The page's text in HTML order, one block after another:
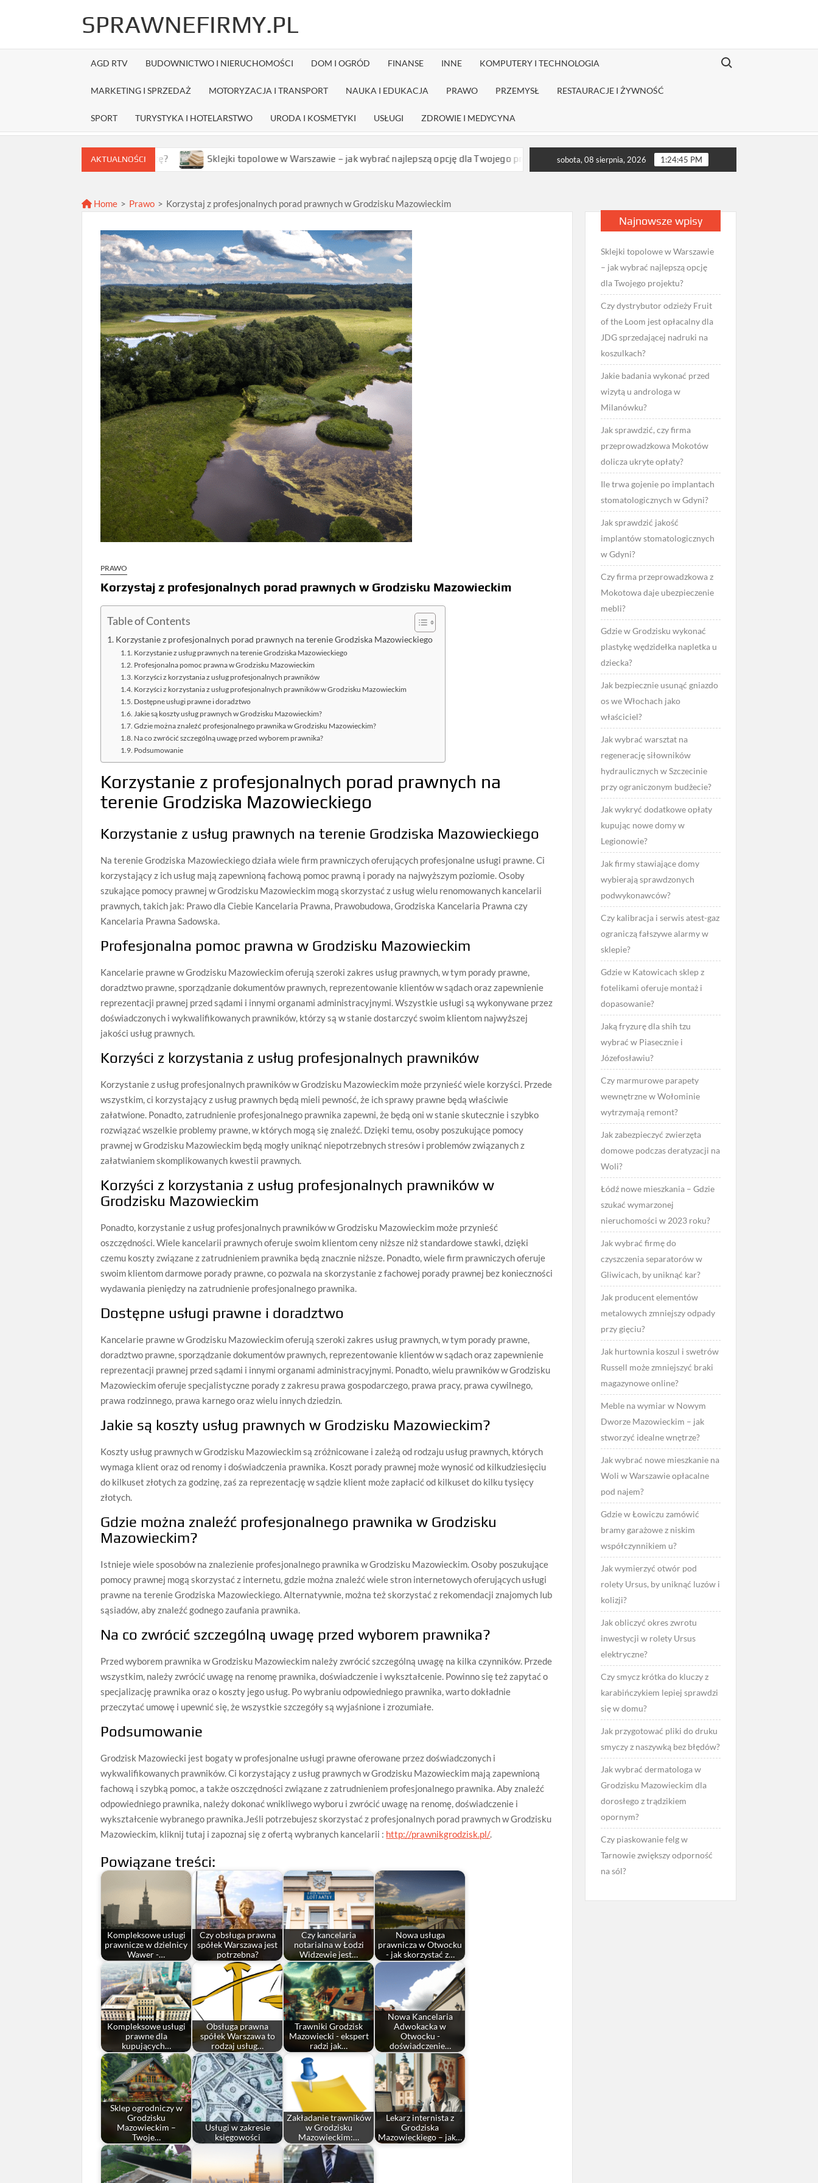
SPRAWNEFIRMY.PL
AGD RTV BUDOWNICTWO I NIERUCHOMOŚCI DOM I OGRÓD FINANSE INNE KOMPUTERY I TECHNOLOGIA
MARKETING I SPRZEDAŻ MOTORYZACJA I TRANSPORT NAUKA I EDUKACJA PRAWO PRZEMYSŁ RESTAURACJE I ŻYWNOŚĆ
SPORT TURYSTYKA I HOTELARSTWO URODA I KOSMETYKI USŁUGI ZDROWIE I MEDYCYNA
Search for:
AKTUALNOŚCI
najlepszą ofertę? Sklejki topolowe w Warszawie – jak wybrać najlepszą opcję dla Twojego projektu? Czy dystrybutor odzieży Fruit of the Loom jest opłacalny dla JDG
sobota, 08 sierpnia, 2026 1:24:46 PM
Home > Prawo > Korzystaj z profesjonalnych porad prawnych w Grodzisku Mazowieckim
PRAWO
Korzystaj z profesjonalnych porad prawnych w Grodzisku Mazowieckim
Table of Contents
Korzystanie z profesjonalnych porad prawnych na terenie Grodziska Mazowieckiego
Korzystanie z usług prawnych na terenie Grodziska Mazowieckiego
Profesjonalna pomoc prawna w Grodzisku Mazowieckim
Korzyści z korzystania z usług profesjonalnych prawników
Korzyści z korzystania z usług profesjonalnych prawników w Grodzisku Mazowieckim
Dostępne usługi prawne i doradztwo
Jakie są koszty usług prawnych w Grodzisku Mazowieckim?
Gdzie można znaleźć profesjonalnego prawnika w Grodzisku Mazowieckim?
Na co zwrócić szczególną uwagę przed wyborem prawnika?
Podsumowanie
Korzystanie z profesjonalnych porad prawnych na
terenie Grodziska Mazowieckiego
Korzystanie z usług prawnych na terenie Grodziska Mazowieckiego
Na terenie Grodziska Mazowieckiego działa wiele firm prawniczych oferujących profesjonalne usługi prawne. Ci
korzystający z ich usług mają zapewnioną fachową pomoc prawną i porady na najwyższym poziomie. Osoby
szukające pomocy prawnej w Grodzisku Mazowieckim mogą skorzystać z usług wielu renomowanych kancelarii
prawnych, takich jak: Prawo dla Ciebie Kancelaria Prawna, Prawobudowa, Grodziska Kancelaria Prawna czy
Kancelaria Prawna Sadowska.
Profesjonalna pomoc prawna w Grodzisku Mazowieckim
Kancelarie prawne w Grodzisku Mazowieckim oferują szeroki zakres usług prawnych, w tym porady prawne,
doradztwo prawne, sporządzanie dokumentów prawnych, reprezentowanie klientów w sądach oraz zapewnienie
reprezentacji prawnej przed sądami i innymi organami administracyjnymi. Wszystkie usługi są wykonywane przez
doświadczonych i wykwalifikowanych prawników, którzy są w stanie dostarczyć swoim klientom najwyższej
jakości usług prawnych.
Korzyści z korzystania z usług profesjonalnych prawników
Korzystanie z usług profesjonalnych prawników w Grodzisku Mazowieckim może przynieść wiele korzyści. Przede
wszystkim, ci korzystający z usług prawnych będą mieli pewność, że ich sprawy prawne będą właściwie
załatwione. Ponadto, zatrudnienie profesjonalnego prawnika zapewni, że będą oni w stanie skutecznie i szybko
rozwiązać wszelkie problemy prawne, w których mogą się znaleźć. Dzięki temu, osoby poszukujące pomocy
prawnej w Grodzisku Mazowieckim będą mogły uniknąć niepotrzebnych stresów i problemów związanych z
załatwianiem skomplikowanych kwestii prawnych.
Korzyści z korzystania z usług profesjonalnych prawników w
Grodzisku Mazowieckim
Ponadto, korzystanie z usług profesjonalnych prawników w Grodzisku Mazowieckim może przynieść
oszczędności. Wiele kancelarii prawnych oferuje swoim klientom ceny niższe niż standardowe stawki, dzięki
czemu koszty związane z zatrudnieniem prawnika będą znacznie niższe. Ponadto, wiele firm prawniczych oferuje
swoim klientom darmowe porady prawne, co pozwala na skorzystanie z fachowej porady prawnej bez konieczności
wydawania pieniędzy na zatrudnienie profesjonalnego prawnika.
Dostępne usługi prawne i doradztwo
Kancelarie prawne w Grodzisku Mazowieckim oferują szeroki zakres usług prawnych, w tym porady prawne,
doradztwo prawne, sporządzanie dokumentów prawnych, reprezentowanie klientów w sądach oraz zapewnienie
reprezentacji prawnej przed sądami i innymi organami administracyjnymi. Ponadto, wielu prawników w Grodzisku
Mazowieckim oferuje specjalistyczne porady z zakresu prawa gospodarczego, prawa pracy, prawa cywilnego,
prawa rodzinnego, prawa karnego oraz wielu innych dziedzin.
Jakie są koszty usług prawnych w Grodzisku Mazowieckim?
Koszty usług prawnych w Grodzisku Mazowieckim są zróżnicowane i zależą od rodzaju usług prawnych, których
wymaga klient oraz od renomy i doświadczenia prawnika. Koszt porady prawnej może wynosić od kilkudziesięciu
do kilkuset złotych za godzinę, zaś za reprezentację w sądzie klient może zapłacić od kilkuset do kilku tysięcy
złotych.
Gdzie można znaleźć profesjonalnego prawnika w Grodzisku
Mazowieckim?
Istnieje wiele sposobów na znalezienie profesjonalnego prawnika w Grodzisku Mazowieckim. Osoby poszukujące
pomocy prawnej mogą skorzystać z internetu, gdzie można znaleźć wiele stron internetowych oferujących usługi
prawne na terenie Grodziska Mazowieckiego. Alternatywnie, można też skorzystać z rekomendacji znajomych lub
sąsiadów, aby znaleźć godnego zaufania prawnika.
Na co zwrócić szczególną uwagę przed wyborem prawnika?
Przed wyborem prawnika w Grodzisku Mazowieckim należy zwrócić szczególną uwagę na kilka czynników. Przede
wszystkim, należy zwrócić uwagę na renomę prawnika, doświadczenie i wykształcenie. Powinno się też zapytać o
specjalizację prawnika oraz o koszty jego usług. Po wybraniu odpowiedniego prawnika, warto dokładnie
przeczytać umowę i upewnić się, że wszystkie szczegóły są wyjaśnione i zrozumiałe.
Podsumowanie
Grodzisk Mazowiecki jest bogaty w profesjonalne usługi prawne oferowane przez doświadczonych i
wykwalifikowanych prawników. Ci korzystający z usług prawnych w Grodzisku Mazowieckim mają zapewnioną
fachową i szybką pomoc, a także oszczędności związane z zatrudnieniem profesjonalnego prawnika. Aby znaleźć
odpowiedniego prawnika, należy dokonać wnikliwego wyboru i zwrócić uwagę na renomę, doświadczenie i
wykształcenie wybranego prawnika.Jeśli potrzebujesz skorzystać z profesjonalnych porad prawnych w Grodzisku
Mazowieckim, kliknij tutaj i zapoznaj się z ofertą wybranych kancelarii : http://prawnikgrodzisk.pl/.
Powiązane treści:
Kompleksowe usługi
prawnicze w dzielnicy
Wawer -…
Czy obsługa prawna
spółek Warszawa jest
potrzebna?
Czy kancelaria
notarialna w Łodzi
Widzewie jest…
Nowa usługa
prawnicza w Otwocku
- jak skorzystać z…
Kompleksowe usługi
prawne dla
kupujących…
Obsługa prawna
spółek Warszawa to
rodzaj usług…
Trawniki Grodzisk
Mazowiecki - ekspert
radzi jak…
Nowa Kancelaria
Adwokacka w
Otwocku -
doświadczenie…
Sklep ogrodniczy w
Grodzisku
Mazowieckim –
Twoje…
Usługi w zakresie
księgowości
Zakładanie trawników
w Grodzisku
Mazowieckim:…
Lekarz internista z
Grodziska
Mazowieckiego – jak…
Najnowsze wpisy
Sklejki topolowe w Warszawie
– jak wybrać najlepszą opcję
dla Twojego projektu?
Czy dystrybutor odzieży Fruit
of the Loom jest opłacalny dla
JDG sprzedającej nadruki na
koszulkach?
Jakie badania wykonać przed
wizytą u androloga w
Milanówku?
Jak sprawdzić, czy firma
przeprowadzkowa Mokotów
dolicza ukryte opłaty?
Ile trwa gojenie po implantach
stomatologicznych w Gdyni?
Jak sprawdzić jakość
implantów stomatologicznych
w Gdyni?
Czy firma przeprowadzkowa z
Mokotowa daje ubezpieczenie
mebli?
Gdzie w Grodzisku wykonać
plastykę wędzidełka napletka u
dziecka?
Jak bezpiecznie usunąć gniazdo
os we Włochach jako
właściciel?
Jak wybrać warsztat na
regenerację siłowników
hydraulicznych w Szczecinie
przy ograniczonym budżecie?
Jak wykryć dodatkowe opłaty
kupując nowe domy w
Legionowie?
Jak firmy stawiające domy
wybierają sprawdzonych
podwykonawców?
Czy kalibracja i serwis atest-gaz
ograniczą fałszywe alarmy w
sklepie?
Gdzie w Katowicach sklep z
fotelikami oferuje montaż i
dopasowanie?
Jaką fryzurę dla shih tzu
wybrać w Piasecznie i
Józefosławiu?
Czy marmurowe parapety
wewnętrzne w Wołominie
wytrzymają remont?
Jak zabezpieczyć zwierzęta
domowe podczas deratyzacji na
Woli?
Łódź nowe mieszkania – Gdzie
szukać wymarzonej
nieruchomości w 2023 roku?
Jak wybrać firmę do
czyszczenia separatorów w
Gliwicach, by uniknąć kar?
Jak producent elementów
metalowych zmniejszy odpady
przy gięciu?
Jak hurtownia koszul i swetrów
Russell może zmniejszyć braki
magazynowe online?
Meble na wymiar w Nowym
Dworze Mazowieckim – jak
stworzyć idealne wnętrze?
Jak wybrać nowe mieszkanie na
Woli w Warszawie opłacalne
pod najem?
Gdzie w Łowiczu zamówić
bramy garażowe z niskim
współczynnikiem u?
Jak wymierzyć otwór pod
rolety Ursus, by uniknąć luzów i
kolizji?
Jak obliczyć okres zwrotu
inwestycji w rolety Ursus
elektryczne?
Czy smycz krótka do kluczy z
karabińczykiem lepiej sprawdzi
się w domu?
Jak przygotować pliki do druku
smyczy z naszywką bez błędów?
Jak wybrać dermatologa w
Grodzisku Mazowieckim dla
dorosłego z trądzikiem
opornym?
Czy piaskowanie felg w
Tarnowie zwiększy odporność
na sól?